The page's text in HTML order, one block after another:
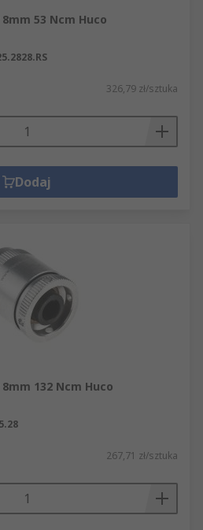
53 Ncm Huco
326,79 zł/sztuka
Dodaj
132 Ncm Huco
267,71 zł/sztuka